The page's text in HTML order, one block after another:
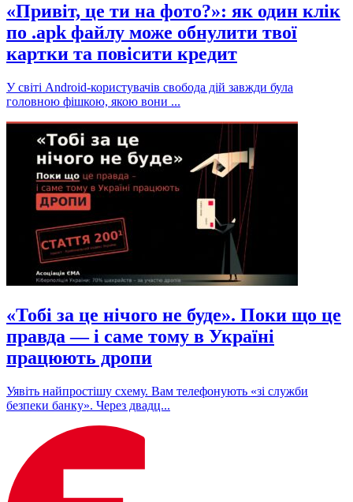
«Привіт, це ти на фото?»: як один клік
по .apk файлу може обнулити твої
картки та повісити кредит
У світі Android-користувачів свобода дій завжди була
головною фішкою, якою вони ...
«Тобі за це нічого не буде». Поки що це
правда — і саме тому в Україні
працюють дропи
Уявіть найпростішу схему. Вам телефонують «зі служби
безпеки банку». Через двадц...